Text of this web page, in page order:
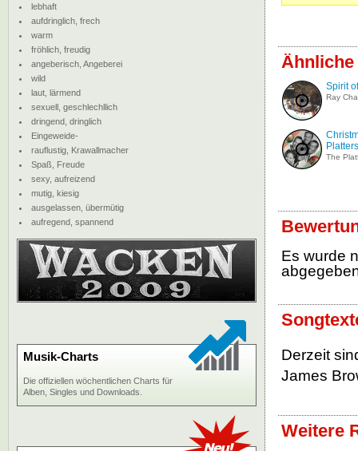
Spirit
Ray
The
Es wurde
Derzeit
James
Weitere
lebhaft
aufdringlich, frech
warm
fröhlich, freudig
angeberisch, Angeberei
wild
laut, lärmend
sexuell, geschlechllich
dringend, dringlich
Eingeweide-
rauflustig, Krawallmacher
Spaß, Freude
sexy, aufreizend
mutig, kiesig
ausgelassen, übermütig
aufregend, spannend
Musik-Charts
Die offiziellen wöchentlichen Charts für
Alben, Singles und Downloads.